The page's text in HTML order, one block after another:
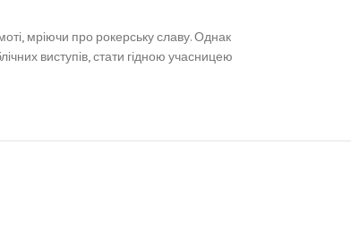
мріючи про рокерську славу. Однак
виступів, стати гідною учасницею